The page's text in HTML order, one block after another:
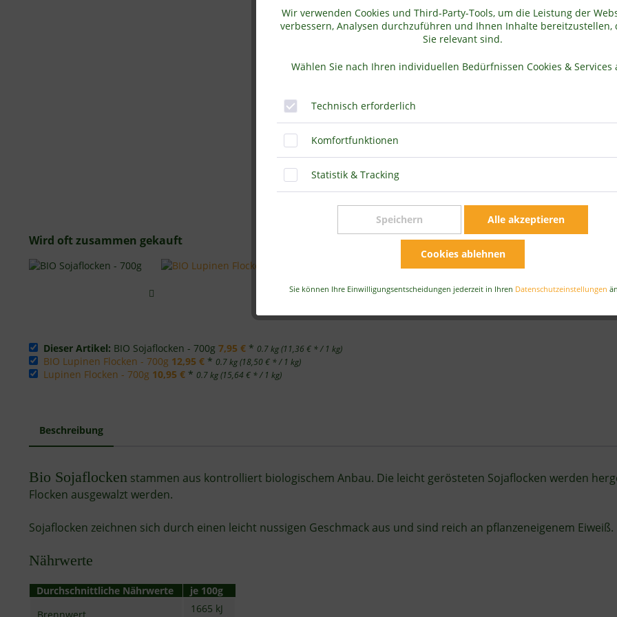
Wir verwenden Cookies und Third-Party-Tools, um die Leistung der
verbessern, Analysen durchzuführen und Ihnen Inhalte bereitzustellen,
Sie relevant sind.
Wählen Sie nach Ihren individuellen Bedürfnissen Cookies & Services
Technisch erforderlich
Komfortfunktionen
Statistik & Tracking
Speichern Alle akzeptieren
Cookies ablehnen
Sie können Ihre Einwilligungsentscheidungen jederzeit in Ihren Datenschutzeinstellungen
Vegan
Eiweißreich
Wird oft zusammen gekauft
Preis für alle:31,85 €
Dieser Artikel: BIO Sojaflocken - 700g 7,95 € * 0.7 kg (11,36 € * / 1 kg)
BIO Lupinen Flocken - 700g 12,95 € * 0.7 kg (18,50 € * / 1 kg)
Lupinen Flocken - 700g 10,95 € * 0.7 kg (15,64 € * / 1 kg)
Beschreibung
Bio Sojaflocken stammen aus kontrolliert biologischem Anbau. Die leicht gerösteten Sojaﬂocken werden
Flocken ausgewalzt werden.
Sojaﬂocken zeichnen sich durch einen leicht nussigen Geschmack aus und sind reich an pﬂanzeneigenem Eiweiß.
Nährwerte
Durchschnittliche Nährwerte
je 100g
1665 kJ